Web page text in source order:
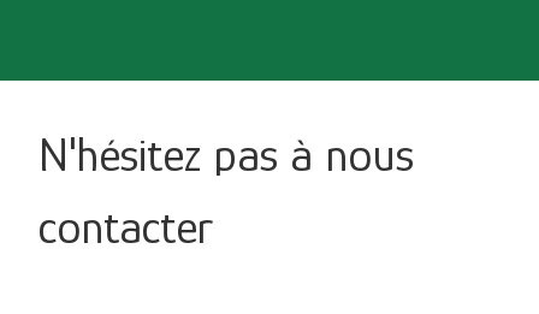
N'hésitez pas à nous
contacter